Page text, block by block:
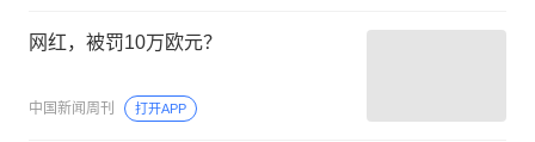
网红，被罚10万欧元？
中国新闻周刊 打开APP